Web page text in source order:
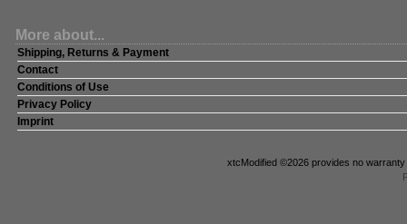
More about...
Shipping, Returns & Payment
Contact
Conditions of Use
Privacy Policy
Imprint
xtcModified©2026 provides no warranty